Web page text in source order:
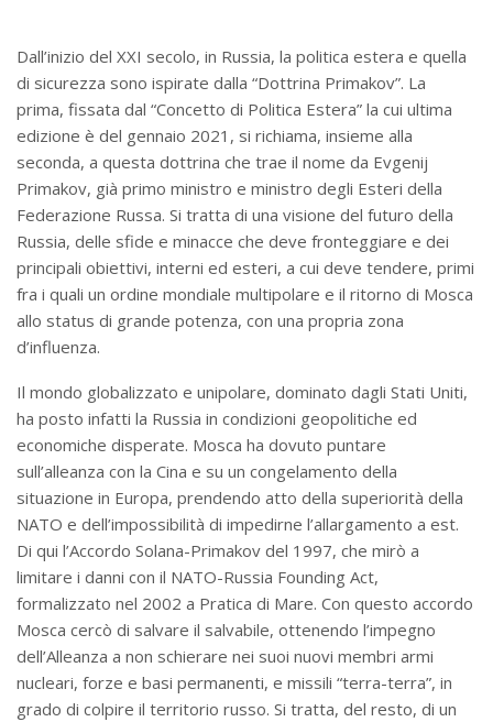
Dall’inizio del XXI secolo, in Russia, la politica estera e quella
di sicurezza sono ispirate dalla “Dottrina Primakov”. La
prima, fissata dal “Concetto di Politica Estera” la cui ultima
edizione è del gennaio 2021, si richiama, insieme alla
seconda, a questa dottrina che trae il nome da Evgenij
Primakov, già primo ministro e ministro degli Esteri della
Federazione Russa. Si tratta di una visione del futuro della
Russia, delle sfide e minacce che deve fronteggiare e dei
principali obiettivi, interni ed esteri, a cui deve tendere, primi
fra i quali un ordine mondiale multipolare e il ritorno di Mosca
allo status di grande potenza, con una propria zona
d’influenza.
Il mondo globalizzato e unipolare, dominato dagli Stati Uniti,
ha posto infatti la Russia in condizioni geopolitiche ed
economiche disperate. Mosca ha dovuto puntare
sull’alleanza con la Cina e su un congelamento della
situazione in Europa, prendendo atto della superiorità della
NATO e dell’impossibilità di impedirne l’allargamento a est.
Di qui l’Accordo Solana-Primakov del 1997, che mirò a
limitare i danni con il NATO-Russia Founding Act,
formalizzato nel 2002 a Pratica di Mare. Con questo accordo
Mosca cercò di salvare il salvabile, ottenendo l’impegno
dell’Alleanza a non schierare nei suoi nuovi membri armi
nucleari, forze e basi permanenti, e missili “terra-terra”, in
grado di colpire il territorio russo. Si tratta, del resto, di un